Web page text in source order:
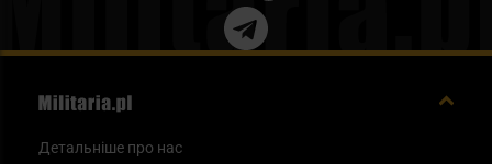
Детальніше про нас